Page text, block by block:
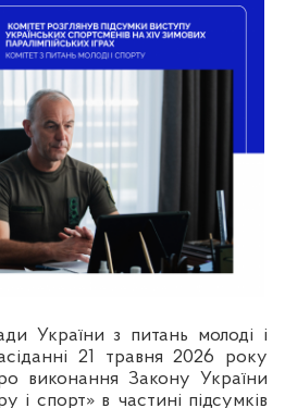
України з питань молоді і
21 травня 2026 року
виконання Закону України
і спорт» в частині підсумків